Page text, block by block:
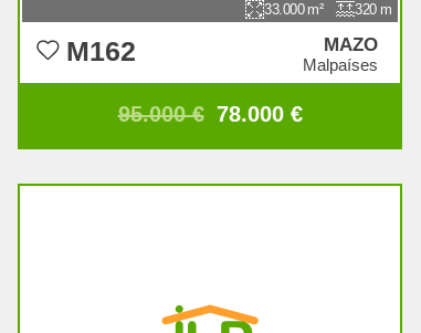
33.000 320
M162 MAZO
Malpaíses
95.000 € 78.000 €